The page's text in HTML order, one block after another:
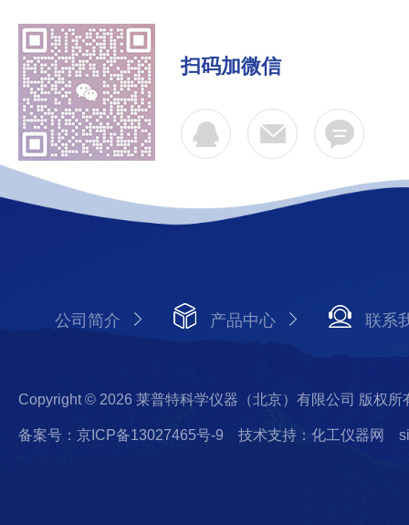
扫码加微信
公司简介 产品中心 联系
Copyright © 2026 莱普特科学仪器（北京）有限公司 版权所
备案号：京ICP备13027465号-9 技术支持：化工仪器网